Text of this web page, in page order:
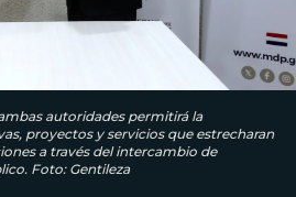
autoridades permitirá la
proyectos y servicios que estrecharan
a través del intercambio de
Foto: Gentileza